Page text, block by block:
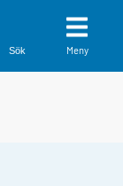
Sök Meny